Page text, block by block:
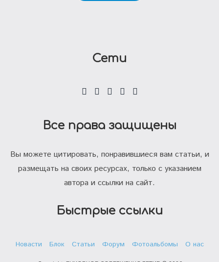
Все права защищены
Вы можете цитировать, понравившиеся вам статьи, и
размещать на своих ресурсах, только с указанием
автора и ссылки на сайт.
Быстрые ссылки
Новасти Блок Статьи Форум Фотоальбомы О нас
Сети